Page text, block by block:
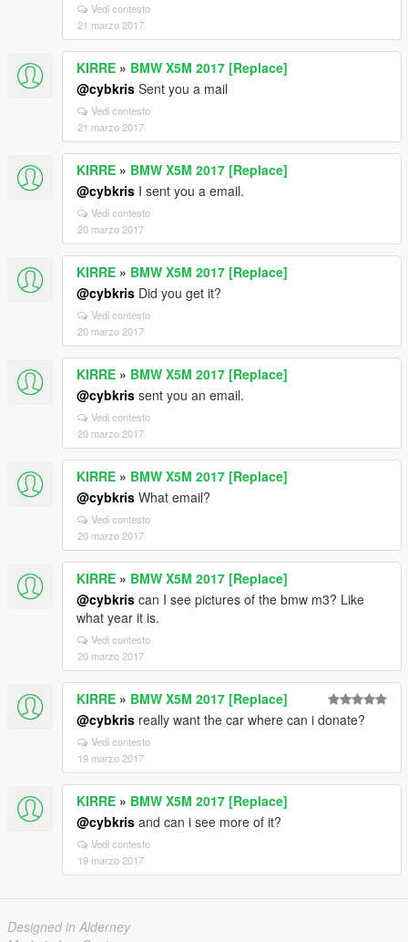
Vedi contesto
21 marzo 2017
KIRRE » BMW X5M 2017 [Replace]
@cybkris Sent you a mail
Vedi contesto
21 marzo 2017
KIRRE » BMW X5M 2017 [Replace]
@cybkris I sent you a email.
Vedi contesto
20 marzo 2017
KIRRE » BMW X5M 2017 [Replace]
@cybkris Did you get it?
Vedi contesto
20 marzo 2017
KIRRE » BMW X5M 2017 [Replace]
@cybkris sent you an email.
Vedi contesto
20 marzo 2017
KIRRE » BMW X5M 2017 [Replace]
@cybkris What email?
Vedi contesto
20 marzo 2017
KIRRE » BMW X5M 2017 [Replace]
@cybkris can I see pictures of the bmw m3? Like
what year it is.
Vedi contesto
20 marzo 2017
KIRRE » BMW X5M 2017 [Replace]
@cybkris really want the car where can i donate?
Vedi contesto
19 marzo 2017
KIRRE » BMW X5M 2017 [Replace]
@cybkris and can i see more of it?
Vedi contesto
19 marzo 2017
Designed in Alderney